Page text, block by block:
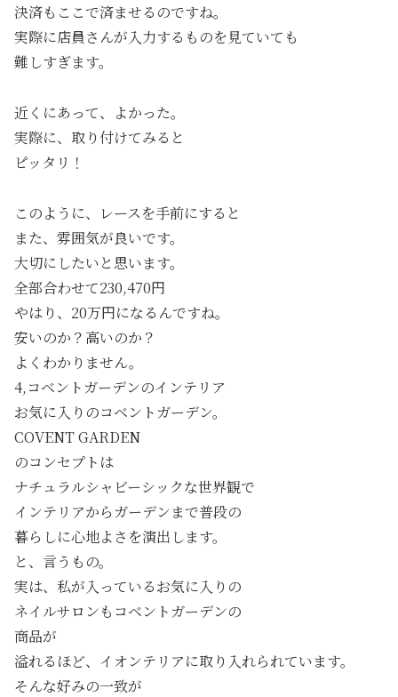
決済もここで済ませるのですね。
実際に店員さんが入力するものを見ていても
難しすぎます。
近くにあって、よかった。
実際に、取り付けてみると
ピッタリ！
このように、レースを手前にすると
また、雰囲気が良いです。
大切にしたいと思います。
全部合わせて230,470円
やはり、20万円になるんですね。
安いのか？高いのか？
よくわかりません。
4,コベントガーデンのインテリア
お気に入りのコベントガーデン。
COVENT GARDEN
のコンセプトは
ナチュラルシャビーシックな世界観で
インテリアからガーデンまで普段の
暮らしに心地よさを演出します。
と、言うもの。
実は、私が入っているお気に入りの
ネイルサロンもコベントガーデンの
商品が
溢れるほど、イオンテリアに取り入れられています。
そんな好みの一致が